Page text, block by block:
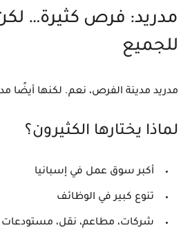
مدريد: فرص كثيرة…
للجميع
مدريد مدينة الفرص، نعم. لكنها أيضًا
لماذا يختارها الكثيرون؟
أكبر سوق عمل في إسبانيا
تنوع كبير في الوظائف
شركات، مطاعم، نقل، مستودعات